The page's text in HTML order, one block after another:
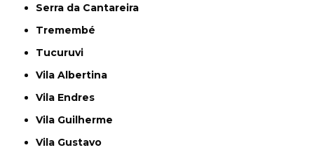
Serra da Cantareira
Tremembé
Tucuruvi
Vila Albertina
Vila Endres
Vila Guilherme
Vila Gustavo